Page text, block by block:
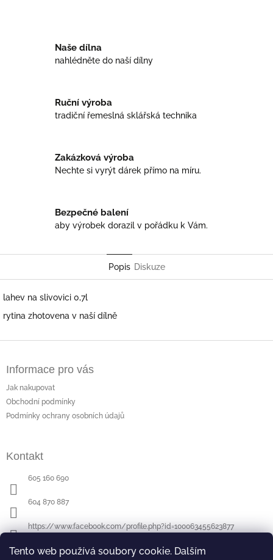
Tento web používá soubory cookie. Dalším
Naše dílna
nahlédněte do naší dílny
Ruční výroba
tradiční řemeslná sklářská technika
Zakázková výroba
Nechte si vyrýt dárek přímo na míru.
Bezpečné balení
aby výrobek dorazil v pořádku k Vám.
Popis Diskuze
lahev na slivovici 0,7l
rytina zhotovena v naší dílně
Informace pro vás
Jak nakupovat
Obchodní podmínky
Podmínky ochrany osobních údajů
Kontakt
605 160 690
604 870 887
https://www.facebook.com/profile.php?id=100063455623877